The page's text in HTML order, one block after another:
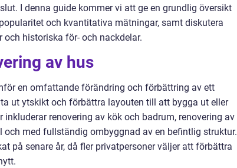
I denna guide kommer vi att ge en grundlig översikt
och kvantitativa mätningar, samt diskutera
historiska för- och nackdelar.
av hus
en omfattande förändring och förbättring av ett
ut ytskikt och förbättra layouten till att bygga ut eller
renovering av kök och badrum, renovering av
med fullständig ombyggnad av en befintlig struktur.
på senare år, då fler privatpersoner väljer att förbättra